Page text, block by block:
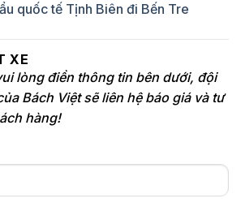
quốc tế Tịnh Biên đi Bến Tre
XE
lòng điền thông tin bên dưới, đội
Bách Việt sẽ liên hệ báo giá và tư
hàng!